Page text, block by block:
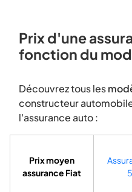
Prix d'une
fonction du
Découvrez tous les
constructeur
l'assurance auto :
Prix moyen
assurance Fiat